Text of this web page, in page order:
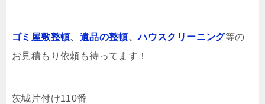
ゴミ屋敷整頓、 遺品の整頓、ハウスクリーニング等の
お見積もり依頼も待ってます！
茨城片付け110番